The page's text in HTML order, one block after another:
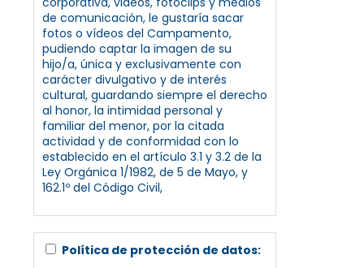
de comunicación, le gustaría sacar
fotos o vídeos del Campamento,
pudiendo captar la imagen de su
hijo/a, única y exclusivamente con
carácter divulgativo y de interés
cultural, guardando siempre el derecho
al honor, la intimidad personal y
familiar del menor, por la citada
actividad y de conformidad con lo
establecido en el artículo 3.1 y 3.2 de la
Ley Orgánica 1/1982, de 5 de Mayo, y
162.1º del Código Civil,
Política de protección de datos: